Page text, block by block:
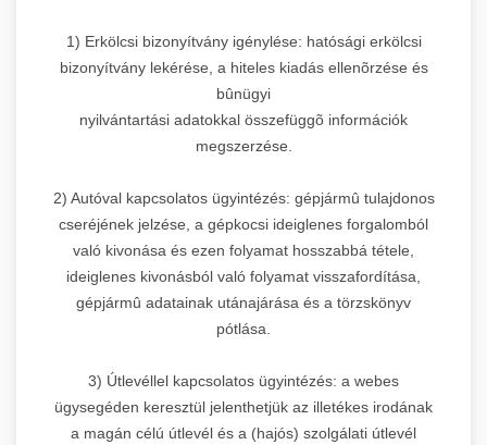
1) Erkölcsi bizonyítvány igénylése: hatósági erkölcsi
bizonyítvány lekérése, a hiteles kiadás ellenõrzése és
bûnügyi
nyilvántartási adatokkal összefüggõ információk
megszerzése.
2) Autóval kapcsolatos ügyintézés: gépjármû tulajdonos
cseréjének jelzése, a gépkocsi ideiglenes forgalomból
való kivonása és ezen folyamat hosszabbá tétele,
ideiglenes kivonásból való folyamat visszafordítása,
gépjármû adatainak utánajárása és a törzskönyv
pótlása.
3) Útlevéllel kapcsolatos ügyintézés: a webes
ügysegéden keresztül jelenthetjük az illetékes irodának
a magán célú útlevél és a (hajós) szolgálati útlevél